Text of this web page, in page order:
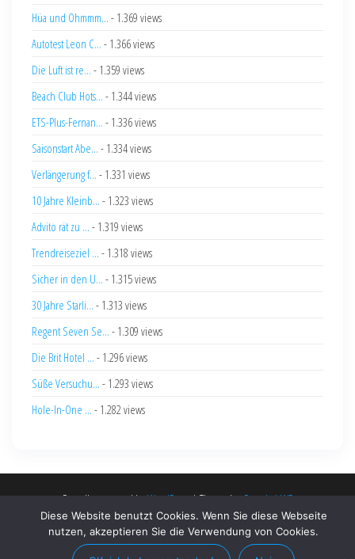
Hüa und Ohmmm... - 1.369 views
Autotest Leon C... - 1.366 views
Die Luft ist re... - 1.359 views
Beach Club Hots... - 1.344 views
ETS-Plus-Fernan... - 1.336 views
Saisonstart Abe... - 1.334 views
Verlängerung f... - 1.331 views
10 Jahre Kleinb... - 1.323 views
Advito rät zu ... - 1.319 views
Trendreiseziel ... - 1.318 views
Sicher in den U... - 1.315 views
30 Jahre Starli... - 1.313 views
Regent Seven Se... - 1.309 views
Die Brit Hotel ... - 1.296 views
Süße Versuchu... - 1.293 views
Hole-In-One ... - 1.282 views
Proudly powered byWordPress|Theme by:PopularisWP
Diese Website benutzt Cookies. Wenn Sie diese Webseite
nutzen, akzeptieren Sie die Verwendung von Cookies.